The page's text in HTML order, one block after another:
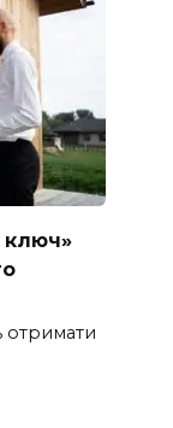
ключ»
отримати